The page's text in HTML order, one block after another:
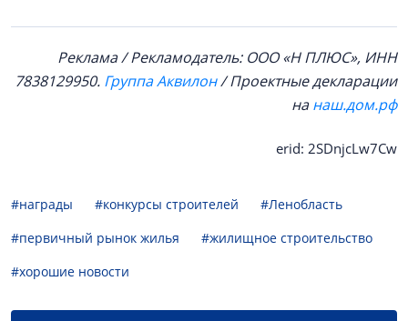
Реклама / Рекламодатель: ООО «Н ПЛЮС», ИНН
7838129950. Группа Аквилон/ Проектные декларации
нанаш.дом.рф
erid: 2SDnjcLw7Cw
#награды #конкурсы строителей
#Ленобласть
#первичный рынок жилья
#жилищное строительство
#хорошие новости